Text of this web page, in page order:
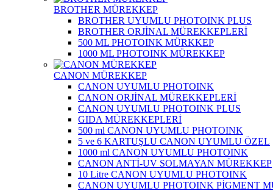
BROTHER MÜREKKEP
BROTHER UYUMLU PHOTOINK PLUS
BROTHER ORJİNAL MÜREKKEPLERİ
500 ML PHOTOINK MÜRKKEP
1000 ML PHOTOINK MÜREKKEP
CANON MÜREKKEP
CANON UYUMLU PHOTOINK
CANON ORJİNAL MÜREKKEPLERİ
CANON UYUMLU PHOTOINK PLUS
GIDA MÜREKKEPLERİ
500 ml CANON UYUMLU PHOTOINK
5 ve 6 KARTUŞLU CANON UYUMLU ÖZEL
1000 ml CANON UYUMLU PHOTOINK
CANON ANTİ-UV SOLMAYAN MÜREKKEP
10 Litre CANON UYUMLU PHOTOINK
CANON UYUMLU PHOTOINK PİGMENT